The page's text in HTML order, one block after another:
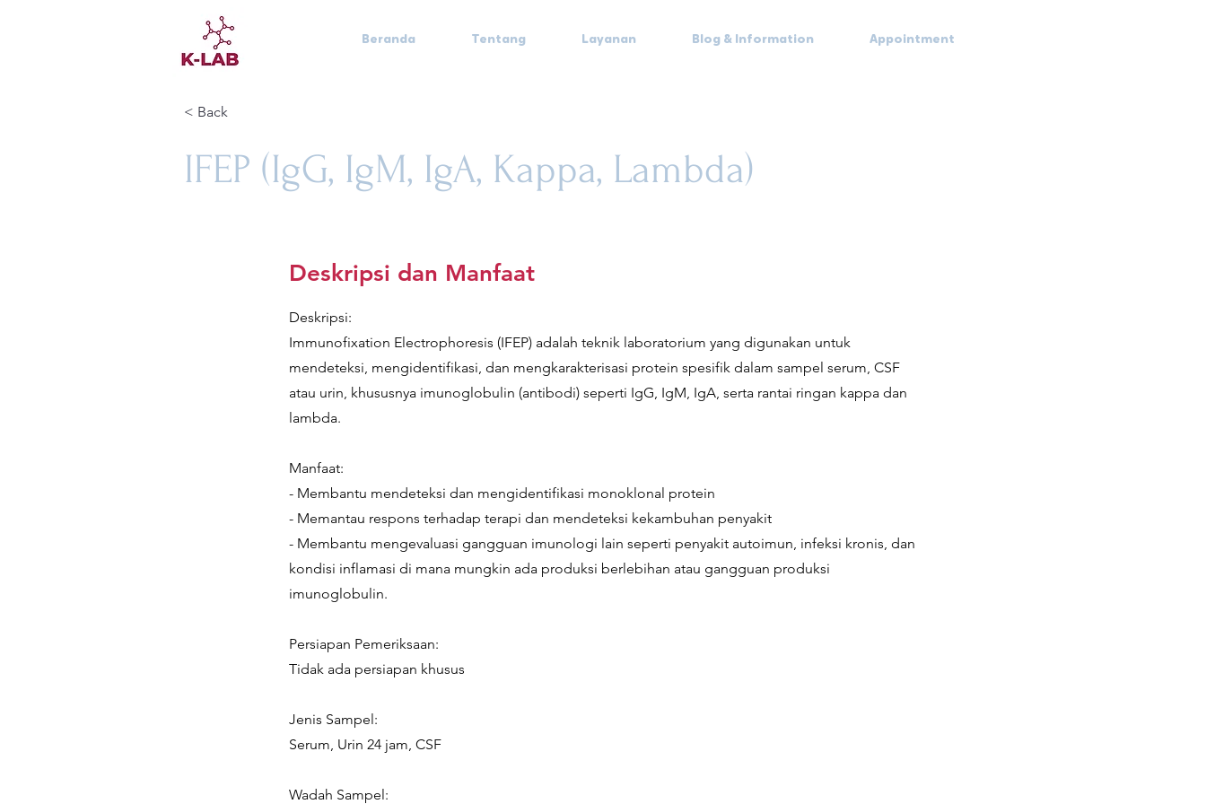
Beranda Tentang Layanan Blog & Information Appointment
< Back
IFEP (IgG, IgM, IgA, Kappa, Lambda)
Deskripsi dan Manfaat
Deskripsi:
Immunofixation Electrophoresis (IFEP) adalah teknik laboratorium yang digunakan untuk
mendeteksi, mengidentifikasi, dan mengkarakterisasi protein spesifik dalam sampel serum, CSF
atau urin, khususnya imunoglobulin (antibodi) seperti IgG, IgM, IgA, serta rantai ringan kappa dan
lambda.
Manfaat:
- Membantu mendeteksi dan mengidentifikasi monoklonal protein
- Memantau respons terhadap terapi dan mendeteksi kekambuhan penyakit
- Membantu mengevaluasi gangguan imunologi lain seperti penyakit autoimun, infeksi kronis, dan
kondisi inflamasi di mana mungkin ada produksi berlebihan atau gangguan produksi
imunoglobulin.
Persiapan Pemeriksaan:
Tidak ada persiapan khusus
Jenis Sampel:
Serum, Urin 24 jam, CSF
Wadah Sampel: